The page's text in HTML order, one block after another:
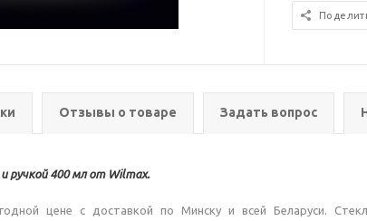
Отзывы о товаре Задать вопрос
ручкой 400 мл от Wilmax.
цене с доставкой по Минску и всей Беларуси.